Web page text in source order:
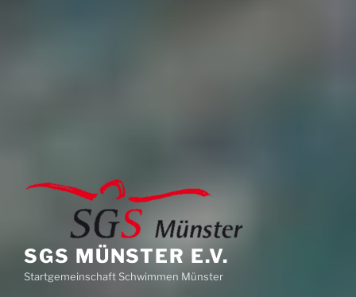
SGS MÜNSTER E.V.
Startgemeinschaft Schwimmen Münster